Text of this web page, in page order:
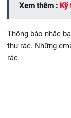
Xem thêm : Kỹ
Thông báo nhắc
thư rác. Những
rác.